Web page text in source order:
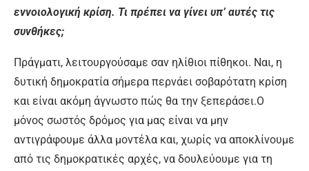
εννοιολογική κρίση. Τι πρέπει να γίνει υπ’ αυτές τις
συνθήκες;
Πράγματι, λειτουργούσαμε σαν ηλίθιοι πίθηκοι. Ναι, η
δυτική δημοκρατία σήμερα περνάει σοβαρότατη κρίση
και είναι ακόμη άγνωστο πώς θα την ξεπεράσει.Ο
μόνος σωστός δρόμος για μας είναι να μην
αντιγράφουμε άλλα μοντέλα και, χωρίς να αποκλίνουμε
από τις δημοκρατικές αρχές, να δουλεύουμε για τη